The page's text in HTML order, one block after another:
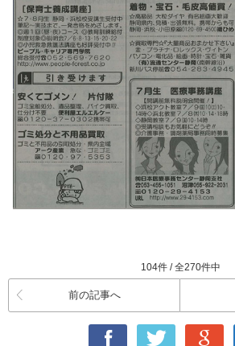
104件 / 全270件中
前の記事へ